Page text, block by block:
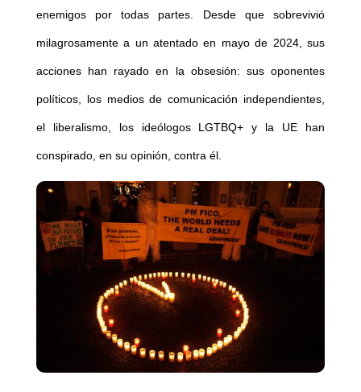
enemigos por todas partes. Desde que sobrevivió
milagrosamente a un atentado en mayo de 2024, sus
acciones han rayado en la obsesión: sus oponentes
políticos, los medios de comunicación independientes,
el liberalismo, los ideólogos LGTBQ+ y la UE han
conspirado, en su opinión, contra él.